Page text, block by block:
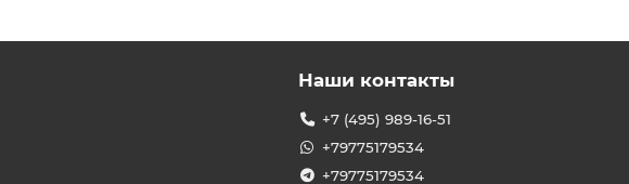
Наши контакты
+7 (495) 989-16-51
+79775179534
+79775179534